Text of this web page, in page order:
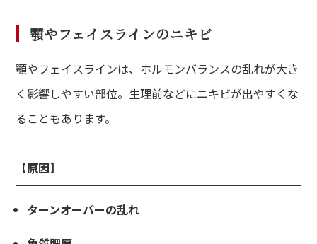
顎やフェイスラインのニキビ
顎やフェイスラインは、ホルモンバランスの乱れが大き
く影響しやすい部位。生理前などにニキビが出やすくな
ることもあります。
【原因】
ターンオーバーの乱れ